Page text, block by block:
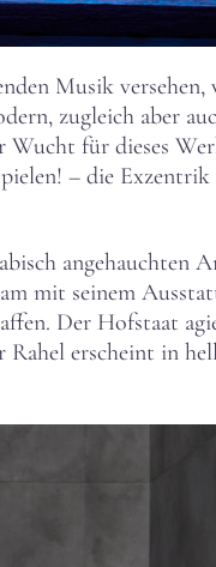
Musik versehen,
zugleich aber
Wucht für dieses
– die
angehauchten
mit seinem
Der Hofstaat
erscheint in